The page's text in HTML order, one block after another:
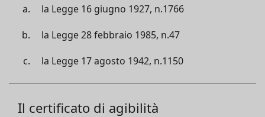
la Legge 16 giugno 1927, n.1766
la Legge 28 febbraio 1985, n.47
la Legge 17 agosto 1942, n.1150
Il certificato di agibilità